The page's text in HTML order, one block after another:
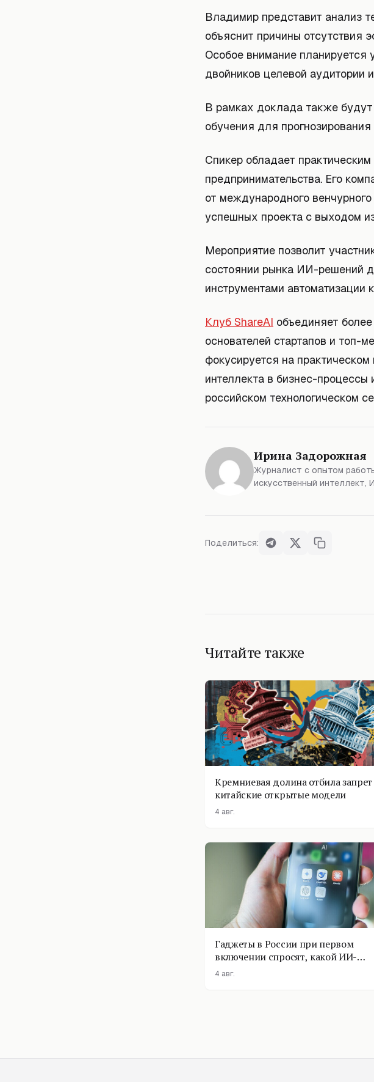
Владимир представит анализ
объяснит причины отсутствия
Особое внимание планируется
двойников целевой аудитории
В рамках доклада также
обучения для
Спикер обладает
предпринимательства. Его
от международного
успешных проекта с выходом
Мероприятие позволит
состоянии рынка ИИ-решений
инструментами автоматизации
Клуб ShareAI объединяет
основателей стартапов и топ-
фокусируется на практическом
интеллекта в бизнес-процессы
российском технологическом
Ирина Задорожная
Журналист с опытом
искусственный интеллект,
Поделиться:
Читайте также
Кремниевая долина отбила
китайские открытые модели
4 авг.
Гаджеты в России при первом
включении спросят, какой ИИ-
помощник поставить
4 авг.